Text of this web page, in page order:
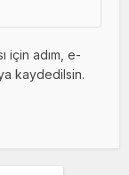
için adım, e-
kaydedilsin.